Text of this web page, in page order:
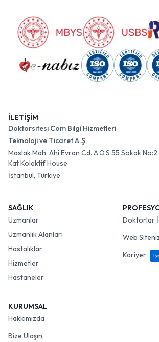
İLETİŞİM
Doktorsitesi Com Bilgi Hizmetleri
Teknoloji ve Ticaret A.Ş.
Maslak Mah. Ahi Evran Cd. A.O.S 55 Sokak
Kat Kolektif House
İstanbul, Türkiye
SAĞLIK
Uzmanlar
Uzmanlık Alanları
Hastalıklar
Hizmetler
Hastaneler
Doktorlar
Web
Kariyer
KURUMSAL
Hakkımızda
Bize Ulaşın